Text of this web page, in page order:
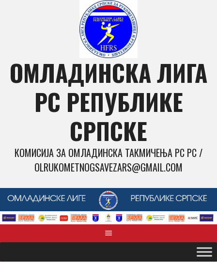
ОМЛАДИНСКА ЛИГА
РС РЕПУБЛИКЕ
СРПСКЕ
КОМИСИЈА ЗА ОМЛАДИНСКА ТАКМИЧЕЊА РС РС /
OLRUKOMETNOGSAVEZARS@GMAIL.COM